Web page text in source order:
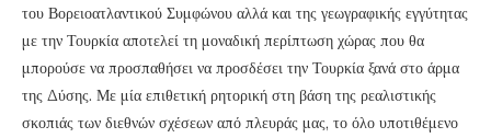
του Βορειοατλαντικού Συμφώνου αλλά και της γεωγραφικής εγγύτητας
με την Τουρκία αποτελεί τη μοναδική περίπτωση χώρας που θα
μπορούσε να προσπαθήσει να προσδέσει την Τουρκία ξανά στο άρμα
της Δύσης. Με μία επιθετική ρητορική στη βάση της ρεαλιστικής
σκοπιάς των διεθνών σχέσεων από πλευράς μας, το όλο υποτιθέμενο